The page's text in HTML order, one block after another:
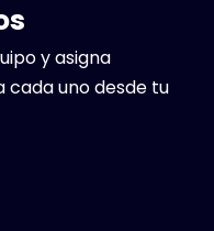
y asigna
cada uno desde tu